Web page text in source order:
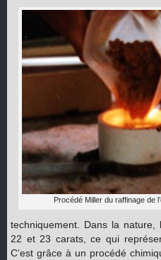
Procédé Miller du raffinage de
techniquement. Dans la nature,
22 et 23 carats, ce qui
C’est grâce à un procédé